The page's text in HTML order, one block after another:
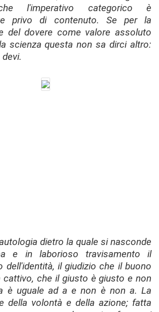
l'imperativo categorico è
privo di contenuto. Se per la
del dovere come valore assoluto
scienza questa non sa dirci altro:
dietro la quale si nasconde
e in laborioso travisamento il
dell'identità, il giudizio che il buono
cattivo, che il giusto è giusto e non
è uguale ada e non è non a. La
della volontà e della azione; fatta